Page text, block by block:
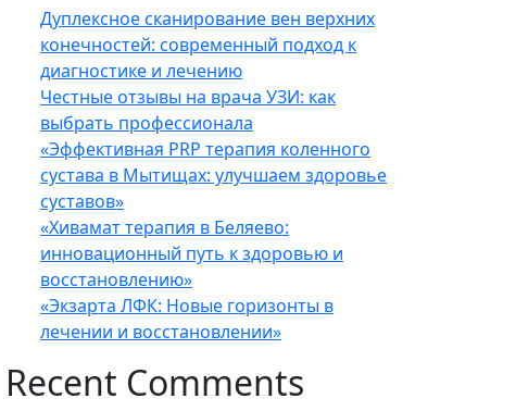
Дуплексное сканирование вен верхних
конечностей: современный подход к
диагностике и лечению
Честные отзывы на врача УЗИ: как
выбрать профессионала
«Эффективная PRP терапия коленного
сустава в Мытищах: улучшаем здоровье
суставов»
«Хивамат терапия в Беляево:
инновационный путь к здоровью и
восстановлению»
«Экзарта ЛФК: Новые горизонты в
лечении и восстановлении»
Recent Comments